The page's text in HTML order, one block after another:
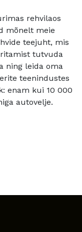
rehvilaos
mõnelt meie
teejuht, mis
tutvuda
ning leida oma
teenindustes
enam kui 10 000
autovelje.